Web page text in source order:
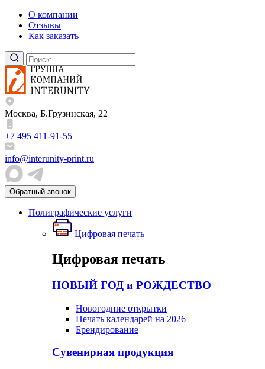
О компании
Отзывы
Как заказать
Москва, Б.Грузинская, 22
+7 495 411-91-55
info@interunity-print.ru
Обратный звонок
Полиграфические услуги
Цифровая печать
Цифровая печать
НОВЫЙ ГОД и РОЖДЕСТВО
Новогодние открытки
Печать календарей на 2026
Брендирование
Сувенирная продукция